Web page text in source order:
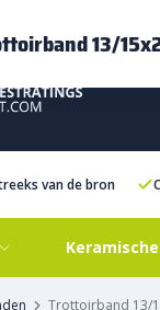
van de bron
Trottoirband 13/
13/